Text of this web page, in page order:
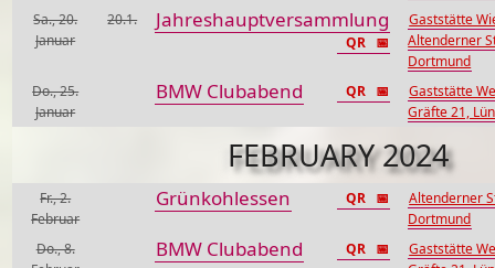
Sa., 20.
Januar
20.1. Jahreshauptversammlung
📅
QR
Gaststätte
Altenderner
Dortmund
Do., 25.
Januar
BMW Clubabend 📅
QR
Gaststätte
Gräfte 21,
FEBRUARY 2024
Fr., 2.
Februar
Grünkohlessen 📅
QR
Altenderner
Dortmund
Do., 8.
BMW Clubabend 📅
QR
Gaststätte